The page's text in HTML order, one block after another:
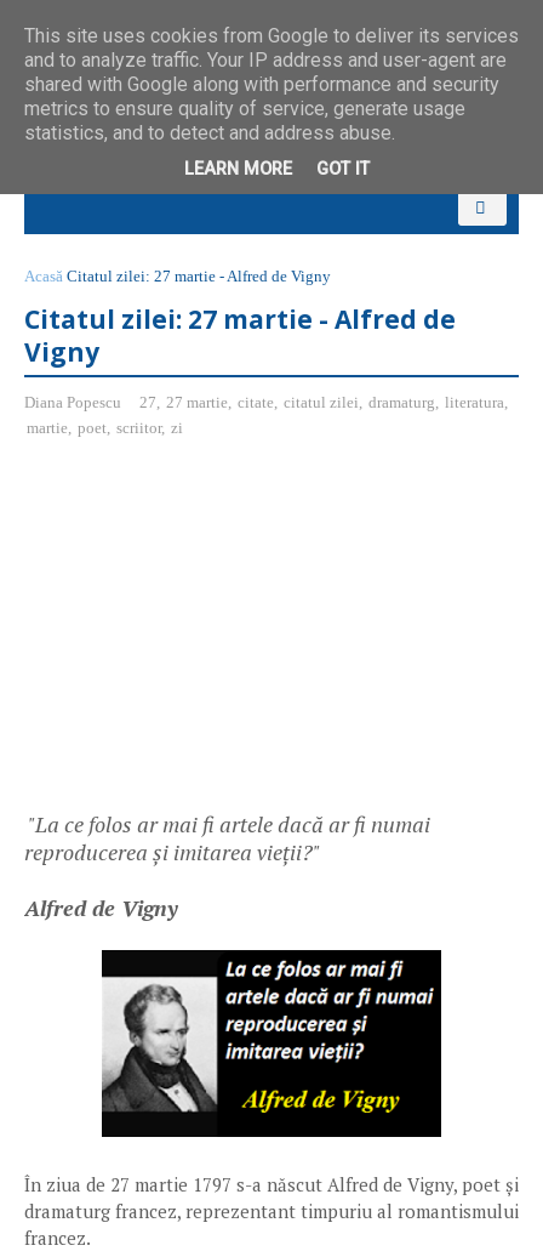
Acasă Citatul zilei: 27 martie - Alfred de Vigny
Citatul zilei: 27 martie - Alfred de
Vigny
Diana Popescu 27, 27 martie, citate, citatul zilei, dramaturg, literatura,
martie, poet, scriitor, zi
"La ce folos ar mai fi artele dacă ar fi numai
reproducerea și imitarea vieții?"
Alfred de Vigny
În ziua de 27 martie 1797 s-a născut Alfred de Vigny, poet și
dramaturg francez, reprezentant timpuriu al romantismului
francez.
This site uses cookies from Google to deliver its services
and to analyze traffic. Your IP address and user-agent are
shared with Google along with performance and security
metrics to ensure quality of service, generate usage
statistics, and to detect and address abuse.
LEARN MORE GOT IT